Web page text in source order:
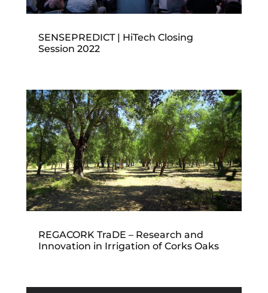
SENSEPREDICT | HiTech Closing
Session 2022
REGACORK TraDE – Research and
Innovation in Irrigation of Corks Oaks